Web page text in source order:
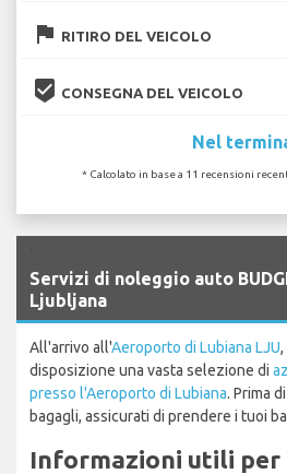
flag RITIRO DEL VEICOLO
beenhere CONSEGNA DEL VEICOLO
Nel
* Calcolato in base a 11 recensioni
Servizi di noleggio auto
Ljubljana
All'arrivo all'Aeroporto di Lubiana LJU
disposizione una vasta selezione di
presso l'Aeroporto di Lubiana. Prima
bagagli, assicurati di prendere i tuoi
Informazioni utili per